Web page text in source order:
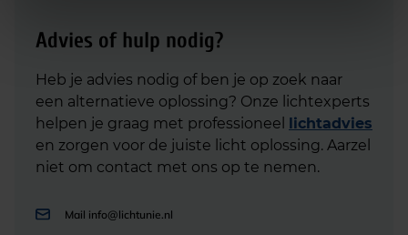
Advies of hulp nodig?
Heb je advies nodig of ben je op zoek naar
een alternatieve oplossing? Onze lichtexperts
helpen je graag met professioneel lichtadvies
en zorgen voor de juiste licht oplossing. Aarzel
niet om contact met ons op te nemen.
Mail info@lichtunie.nl